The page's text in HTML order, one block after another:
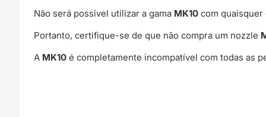
Não será possível utilizar a gama MK10 com
Portanto, certifique-se de que não compra um nozzle
A MK10 é completamente incompatível com todas as